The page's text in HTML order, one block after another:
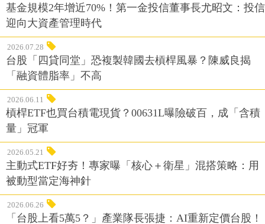
基金規模2年增近70%！第一金投信董事長尤昭文：投信
迎向大資產管理時代
2026.07.28
台股「四貸同堂」恐複製韓國去槓桿風暴？陳威良揭
「融資體脂率」不高
2026.06.11
槓桿ETF也買台積電現貨？00631L曝險破百，成「含積
量」冠軍
2026.05.21
主動式ETF好夯！專家曝「核心＋衛星」混搭策略：用
被動型當定海神針
2026.06.26
「台股上看5萬5？」產業隊長張捷：AI重新定價台股！